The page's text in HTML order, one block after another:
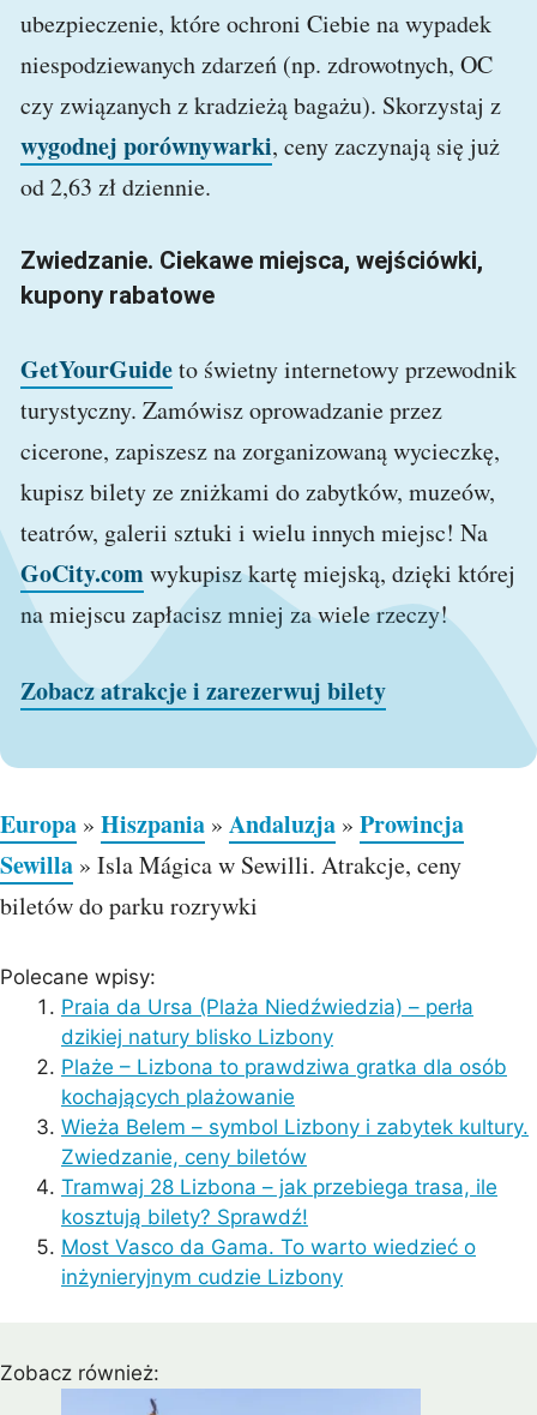
ubezpieczenie, które ochroni Ciebie na wypadek
niespodziewanych zdarzeń (np. zdrowotnych, OC
czy związanych z kradzieżą bagażu). Skorzystaj z
wygodnej porównywarki, ceny zaczynają się już
od 2,63 zł dziennie.
Zwiedzanie. Ciekawe miejsca, wejściówki,
kupony rabatowe
GetYourGuideto świetny internetowy przewodnik
turystyczny. Zamówisz oprowadzanie przez
cicerone, zapiszesz na zorganizowaną wycieczkę,
kupisz bilety ze zniżkami do zabytków, muzeów,
teatrów, galerii sztuki i wielu innych miejsc! Na
GoCity.comwykupisz kartę miejską, dzięki której
na miejscu zapłacisz mniej za wiele rzeczy!
Zobacz atrakcje i zarezerwuj bilety
Europa » Hiszpania » Andaluzja » Prowincja
Sewilla » Isla Mágica w Sewilli. Atrakcje, ceny
biletów do parku rozrywki
Polecane wpisy:
Praia da Ursa (Plaża Niedźwiedzia) – perła
dzikiej natury blisko Lizbony
Plaże – Lizbona to prawdziwa gratka dla osób
kochających plażowanie
Wieża Belem – symbol Lizbony i zabytek kultury.
Zwiedzanie, ceny biletów
Tramwaj 28 Lizbona – jak przebiega trasa, ile
kosztują bilety? Sprawdź!
Most Vasco da Gama. To warto wiedzieć o
inżynieryjnym cudzie Lizbony
Zobacz również: